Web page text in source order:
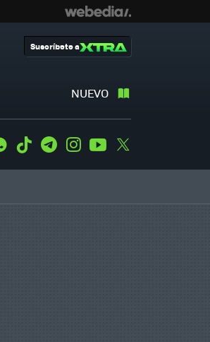
NUEVO
Suscríbete a
WhatsApp
Tiktok TelegramInstagramYoutube